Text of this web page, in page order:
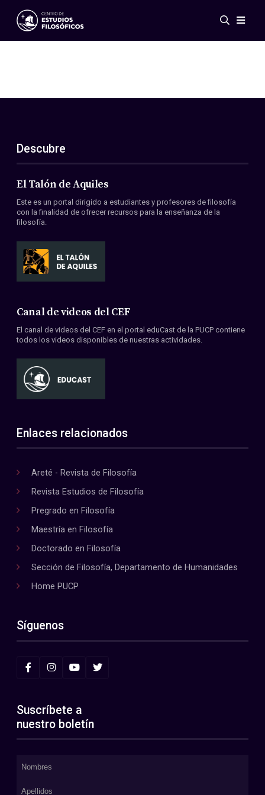
Eventos
ES
EN
Acerca de nosotros
Miembros
Convenios
Descubre
El Talón de Aquiles
Este es un portal dirigido a estudiantes y profesores de filosofía
con la finalidad de ofrecer recursos para la enseñanza de la
filosofía.
Canal de videos del CEF
El canal de videos del CEF en el portal eduCast de la PUCP contiene
todos los videos disponibles de nuestras actividades.
Enlaces relacionados
Areté - Revista de Filosofía
Revista Estudios de Filosofía
Pregrado en Filosofía
Maestría en Filosofía
Doctorado en Filosofía
Sección de Filosofía, Departamento de Humanidades
Home PUCP
Síguenos
Suscríbete a
nuestro boletín